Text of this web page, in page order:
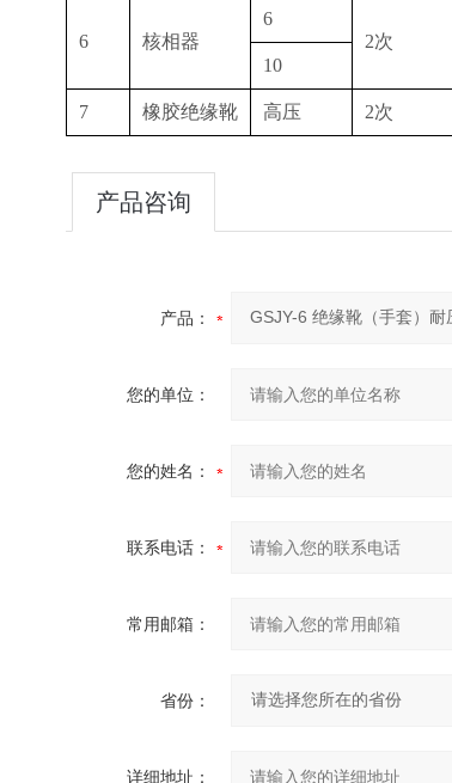
6 核相器
6
2次
10
7 橡胶绝缘靴 高压 2次
产品咨询
产品：
您的单位：
您的姓名：
联系电话：
常用邮箱：
省份：
详细地址：